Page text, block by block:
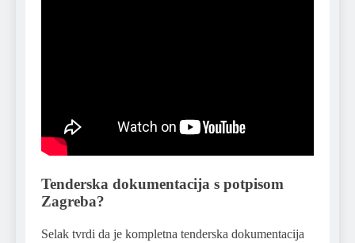
Tenderska dokumentacija s potpisom
Zagreba?
Selak tvrdi da je kompletna tenderska dokumentacija